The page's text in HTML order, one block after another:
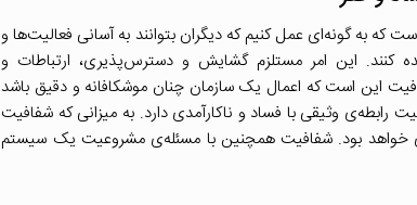
که به گونه‌ای عمل کنیم که دیگران بتوانند به آسانی فعالیت‌ها و
کنند. این امر مستلزم گشایش و دسترس‌پذیری، ارتباطات و
این است که اعمال یک سازمان چنان موشکافانه و دقیق باشد
رابطه‌ی وثیقی با فساد و ناکارآمدی دارد. به میزانی که شفافیت
خواهد بود. شفافیت همچنین با مسئله‌ی مشروعیت یک سیستم